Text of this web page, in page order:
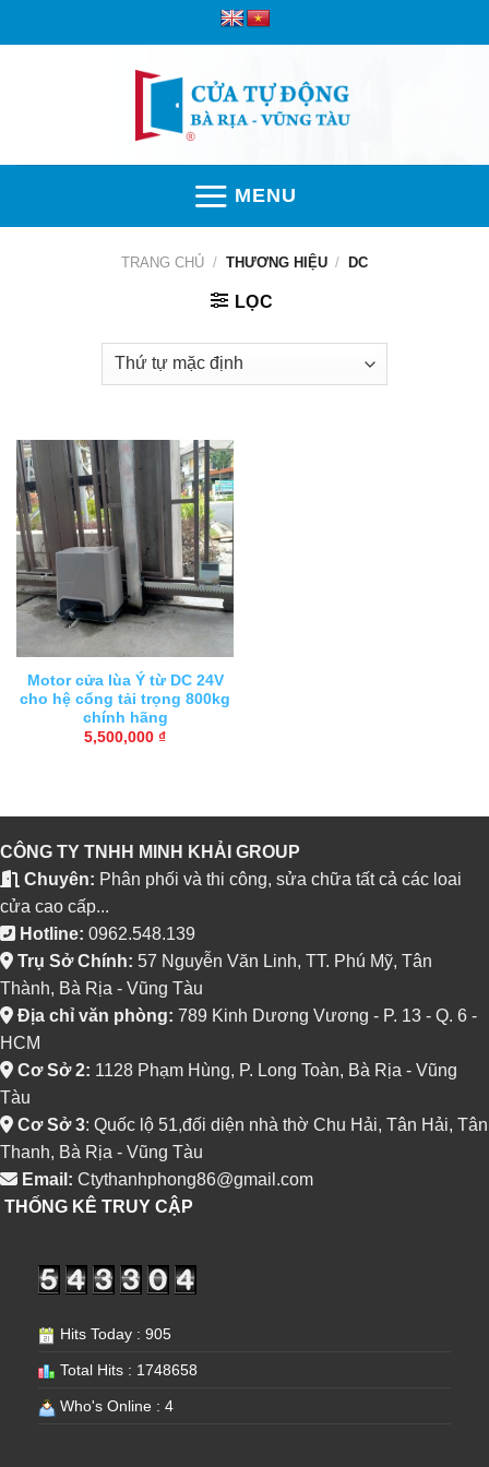
MENU
TRANG CHỦ / THƯƠNG HIỆU / DC
LỌC
Motor cửa lùa Ý từ DC 24V
cho hệ cổng tải trọng 800kg
chính hãng
5,500,000 ₫
CÔNG TY TNHH MINH KHẢI GROUP
Chuyên: Phân phối và thi công, sửa chữa tất cả các loai
cửa cao cấp...
Hotline: 0962.548.139
Trụ Sở Chính: 57 Nguyễn Văn Linh, TT. Phú Mỹ, Tân
Thành, Bà Rịa - Vũng Tàu
Địa chỉ văn phòng: 789 Kinh Dương Vương - P. 13 - Q. 6 -
HCM
Cơ Sở 2: 1128 Phạm Hùng, P. Long Toàn, Bà Rịa - Vũng
Tàu
Cơ Sở 3: Quốc lộ 51,đối diện nhà thờ Chu Hải, Tân Hải, Tân
Thanh, Bà Rịa - Vũng Tàu
Email: Ctythanhphong86@gmail.com
THỐNG KÊ TRUY CẬP
Hits Today : 905
Total Hits : 1748658
Who's Online : 4